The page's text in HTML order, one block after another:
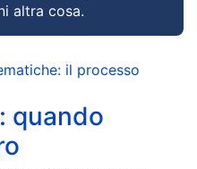
altra cosa.
il processo
quando